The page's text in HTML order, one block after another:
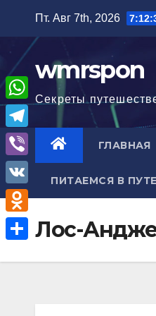
содержимому
Пт. Авг 7th, 2026
wmrspon
Секреты
ГЛАВНАЯ
ПИТАЕМСЯ В
Лос-
W
h
a
A
T
e
l
e
g
V
i
b
e
V
K
O